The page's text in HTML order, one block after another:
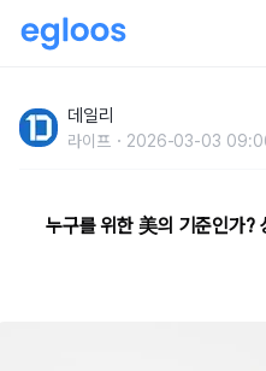
데일리
라이프 2026-03-03
누구를 위한 美의 기준인가?